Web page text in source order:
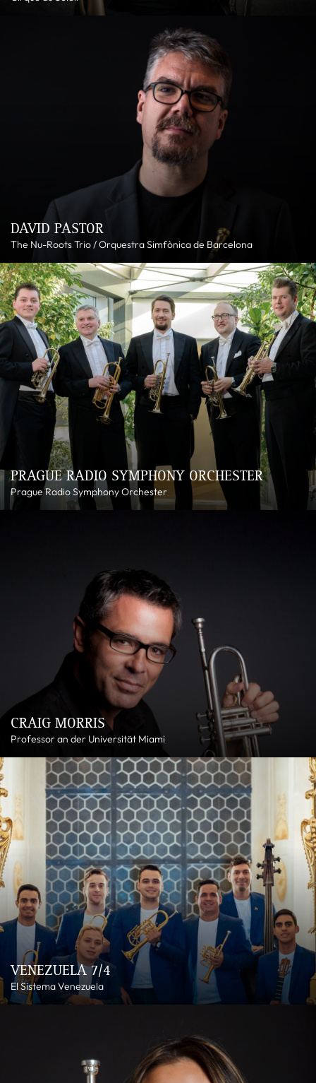
DAVID PASTOR
The Nu-Roots Trio / Orquestra Simfònica de Barcelona
PRAGUE RADIO SYMPHONY ORCHESTER
Prague Radio Symphony Orchester
CRAIG MORRIS
Professor an der Universität Miami
VENEZUELA 7/4
El Sistema Venezuela